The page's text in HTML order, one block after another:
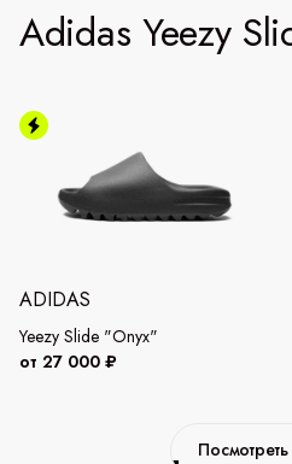
Adidas Yeezy
ADIDAS
Yeezy Slide "Onyx"
от 27 000 ₽
Посмотреть